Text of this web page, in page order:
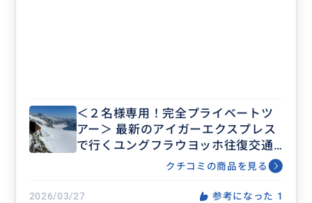
＜２名様専用！完全プライベートツ
アー＞ 最新のアイガーエクスプレス
で行くユングフラウヨッホ往復交通
費込み！インターラーケン、ラウタ
着。
クチコミの商品を見る
2026/03/27 参考になった 1